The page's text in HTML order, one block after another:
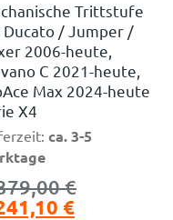
Trittstufe
/ Jumper /
2006-heute,
C 2021-heute,
Max 2024-heute
X4
ca. 3-5
€
€